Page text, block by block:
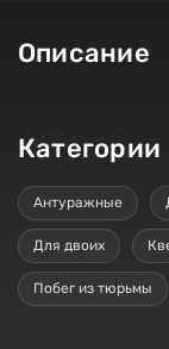
Описание
Категории
Антуражные
Для двоих
Побег из тюрьмы